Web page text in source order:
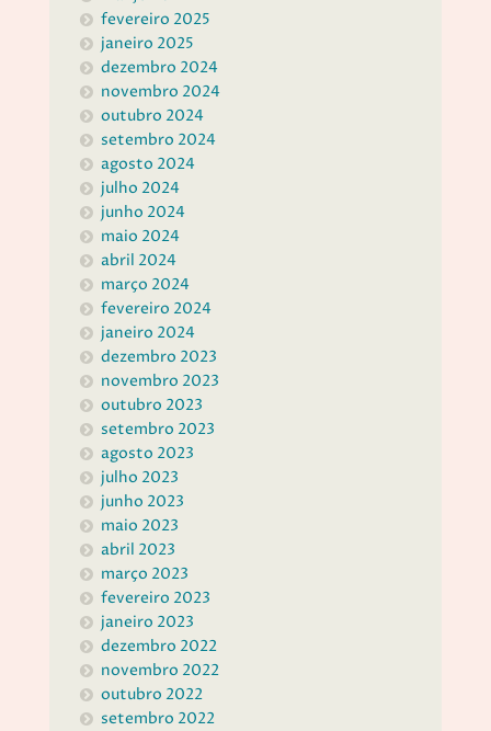
fevereiro 2025
janeiro 2025
dezembro 2024
novembro 2024
outubro 2024
setembro 2024
agosto 2024
julho 2024
junho 2024
maio 2024
abril 2024
março 2024
fevereiro 2024
janeiro 2024
dezembro 2023
novembro 2023
outubro 2023
setembro 2023
agosto 2023
julho 2023
junho 2023
maio 2023
abril 2023
março 2023
fevereiro 2023
janeiro 2023
dezembro 2022
novembro 2022
outubro 2022
setembro 2022